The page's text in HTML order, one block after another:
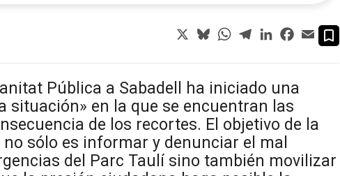
X BlueskyWhatsApp
TelegramLinkedInFacebook
Email
Pública a Sabadell ha iniciado una
situación» en la que se encuentran las
de los recortes. El objetivo de la
sólo es informar y denunciar el mal
del Parc Taulí sino también movilizar